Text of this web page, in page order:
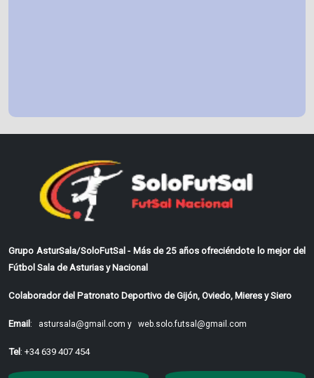
Grupo AsturSala/SoloFutSal - Más de 25 años ofreciéndote lo mejor del
Fútbol Sala de Asturias y Nacional
Colaborador del Patronato Deportivo de Gijón, Oviedo, Mieres y Siero
Email: astursala@gmail.com y web.solo.futsal@gmail.com
Tel: +34 639 407 454